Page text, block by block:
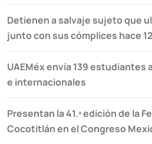
Detienen a salvaje sujeto que
junto con sus cómplices hace
UAEMéx envía 139 estudiantes
e internacionales
Presentan la 41.ª edición de la
Cocotitlán en el Congreso